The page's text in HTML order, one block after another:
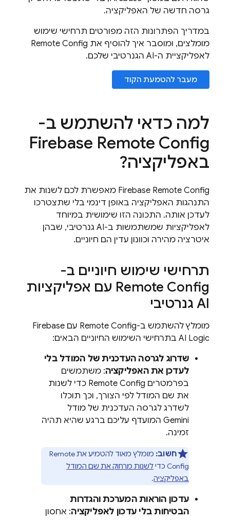
גרסה חדשה של האפליקציה.
במדריך הפתרונות הזה מפורטים תרחישי שימוש
מומלצים, ומוסבר איך להוסיף את Remote Config
לאפליקציית ה-AI הגנרטיבי שלכם.
מעבר להטמעת הקוד
למה כדאי להשתמש ב-
Firebase Remote Config
באפליקציה?
Firebase Remote Config מאפשרת לכם לשנות את
התנהגות האפליקציה באופן דינמי בלי שתצטרכו
לעדכן אותה. התכונה הזו שימושית במיוחד
לאפליקציות שמשתמשות ב-AI גנרטיבי, שבהן
איטרציה מהירה וכוונון עדין הם חיוניים.
תרחישי שימוש חיוניים ב-
Remote Config עם אפליקציות
AI גנרטיבי
מומלץ להשתמש ב-Remote Config עם Firebase
AI Logic בתרחישי השימוש החיוניים הבאים:
שדרוג לגרסה העדכנית של המודל בלי
לעדכן את האפליקציה: משתמשים
בפרמטרים Remote Config כדי לשנות
את שם המודל לפי הצורך, וכך תוכלו
לשדרג לגרסה העדכנית של מודל
Gemini המועדף עליכם ברגע שהיא תהיה
זמינה.
חשוב: מומלץ מאוד להטמיע אתRemote
Config כדילשנות מרחוק את שם המודל
באפליקציה.
עדכון הוראות המערכת והגדרות
הבטיחות בלי עדכון לאפליקציה: אחסון